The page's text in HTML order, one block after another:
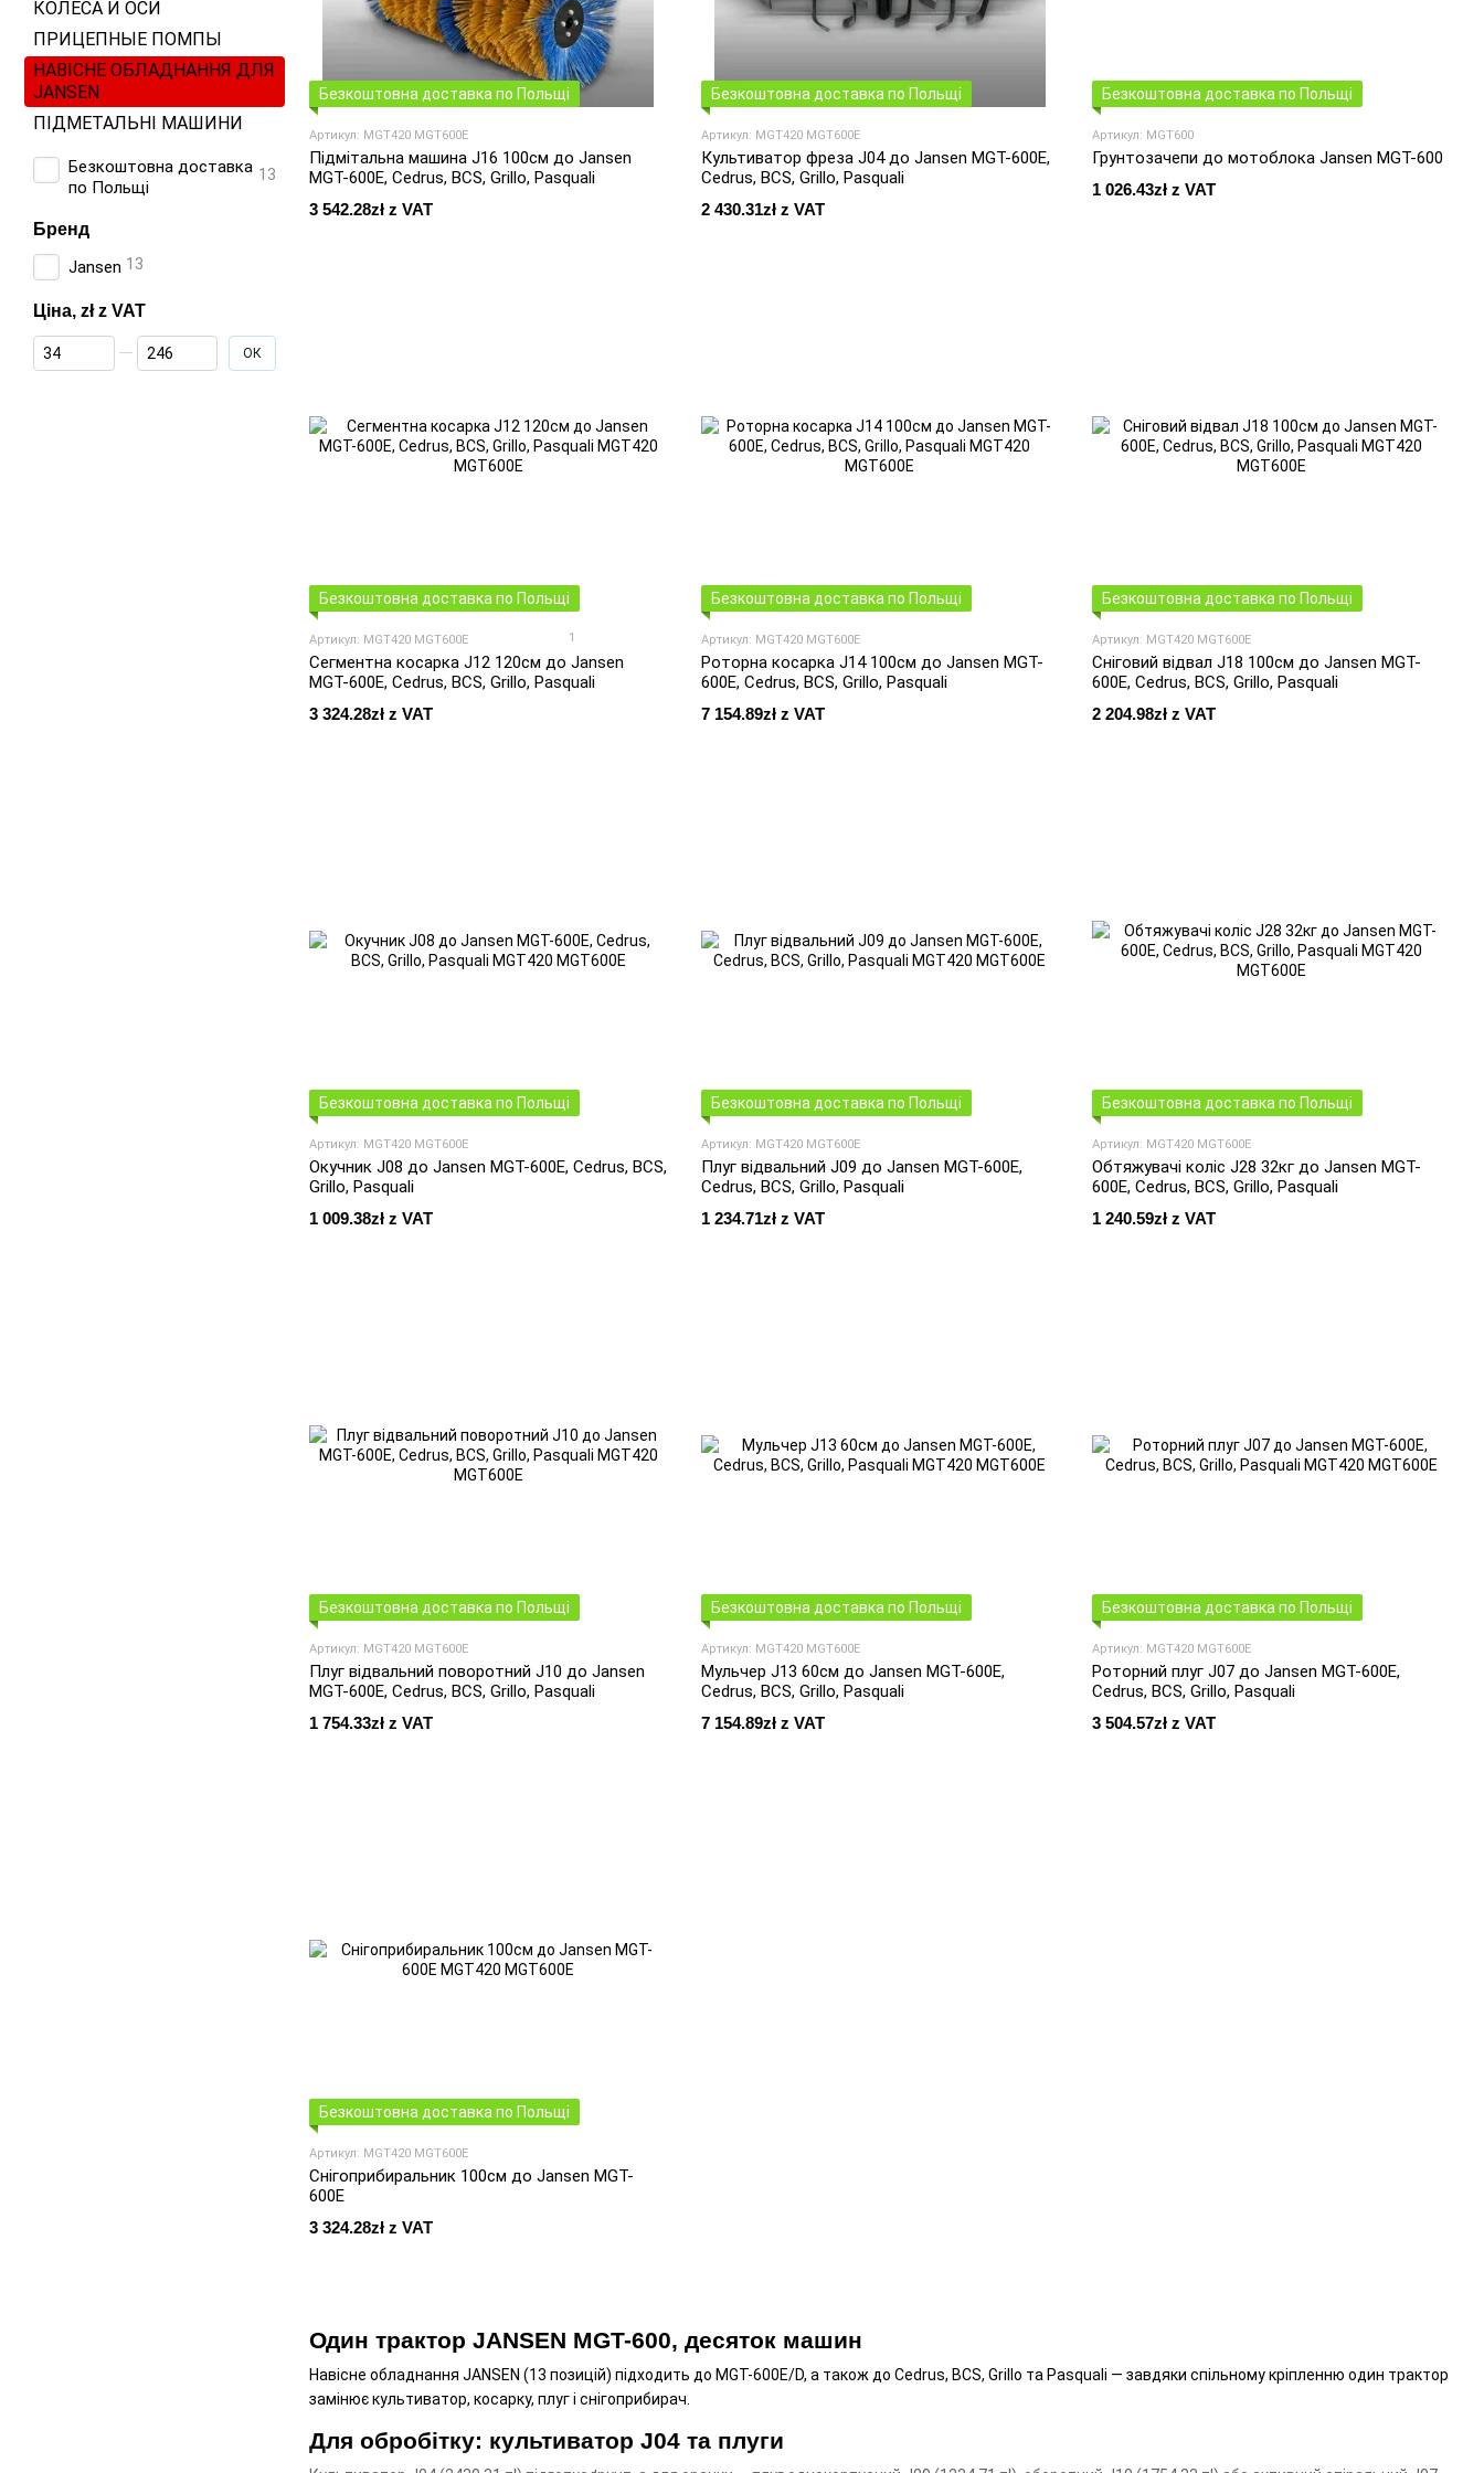
Один трактор JANSEN MGT-600, десяток машин
Навісне обладнання JANSEN (13 позицій) підходить до MGT-600E/D, а також до Cedrus, BCS, Grillo та Pasquali — завдяки спільному кріпленню один трактор
замінює культиватор, косарку, плуг і снігоприбирач.
Для обробітку: культиватор J04 та плуги
Безкоштовна доставка по Польщі
Артикул: MGT420 MGT600E
Підмітальна машина J16 100см до Jansen
MGT-600E, Cedrus, BCS, Grillo, Pasquali
3 542.28zł z VAT
Безкоштовна доставка по Польщі
Артикул: MGT420 MGT600E
Культиватор фреза J04 до Jansen MGT-600E,
Cedrus, BCS, Grillo, Pasquali
2 430.31zł z VAT
Безкоштовна доставка по Польщі
Артикул: MGT600
Грунтозачепи до мотоблока Jansen MGT-600
1 026.43zł z VAT
Безкоштовна доставка по Польщі
Артикул: MGT420 MGT600E 1
Сегментна косарка J12 120см до Jansen
MGT-600E, Cedrus, BCS, Grillo, Pasquali
3 324.28zł z VAT
Безкоштовна доставка по Польщі
Артикул: MGT420 MGT600E
Роторна косарка J14 100см до Jansen MGT-
600E, Cedrus, BCS, Grillo, Pasquali
7 154.89zł z VAT
Безкоштовна доставка по Польщі
Артикул: MGT420 MGT600E
Сніговий відвал J18 100cм до Jansen MGT-
600E, Cedrus, BCS, Grillo, Pasquali
2 204.98zł z VAT
Безкоштовна доставка по Польщі
Артикул: MGT420 MGT600E
Окучник J08 до Jansen MGT-600E, Cedrus, BCS,
Grillo, Pasquali
1 009.38zł z VAT
Безкоштовна доставка по Польщі
Артикул: MGT420 MGT600E
Плуг відвальний J09 до Jansen MGT-600E,
Cedrus, BCS, Grillo, Pasquali
1 234.71zł z VAT
Безкоштовна доставка по Польщі
Артикул: MGT420 MGT600E
Обтяжувачі коліс J28 32кг до Jansen MGT-
600E, Cedrus, BCS, Grillo, Pasquali
1 240.59zł z VAT
Безкоштовна доставка по Польщі
Артикул: MGT420 MGT600E
Плуг відвальний поворотний J10 до Jansen
MGT-600E, Cedrus, BCS, Grillo, Pasquali
1 754.33zł z VAT
Безкоштовна доставка по Польщі
Артикул: MGT420 MGT600E
Мульчер J13 60см до Jansen MGT-600E,
Cedrus, BCS, Grillo, Pasquali
7 154.89zł z VAT
Безкоштовна доставка по Польщі
Артикул: MGT420 MGT600E
Роторний плуг J07 до Jansen MGT-600E,
Cedrus, BCS, Grillo, Pasquali
3 504.57zł z VAT
Безкоштовна доставка по Польщі
Артикул: MGT420 MGT600E
Снігоприбиральник 100см дo Jansen MGT-
600E
3 324.28zł z VAT
КОЛЕСА И ОСИ
ПРИЦЕПНЫЕ ПОМПЫ
НАВІСНЕ ОБЛАДНАННЯ ДЛЯ
JANSEN
ПІДМЕТАЛЬНІ МАШИНИ
Безкоштовна доставка
по Польщі
13
Бренд
Jansen 13
Ціна, zł z VAT
Від Ціна, zł z VAT
До Ціна, zł z VAT ОК